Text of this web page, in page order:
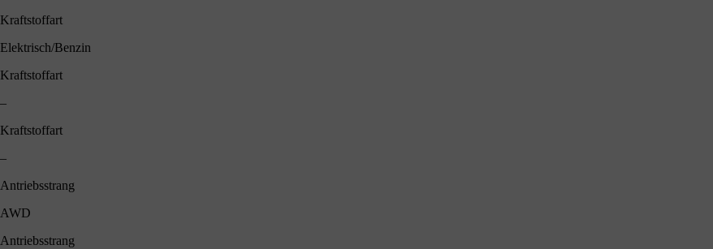
Kraftstoffart
Elektrisch/Benzin
Kraftstoffart
–
Kraftstoffart
–
Antriebsstrang
AWD
Antriebsstrang